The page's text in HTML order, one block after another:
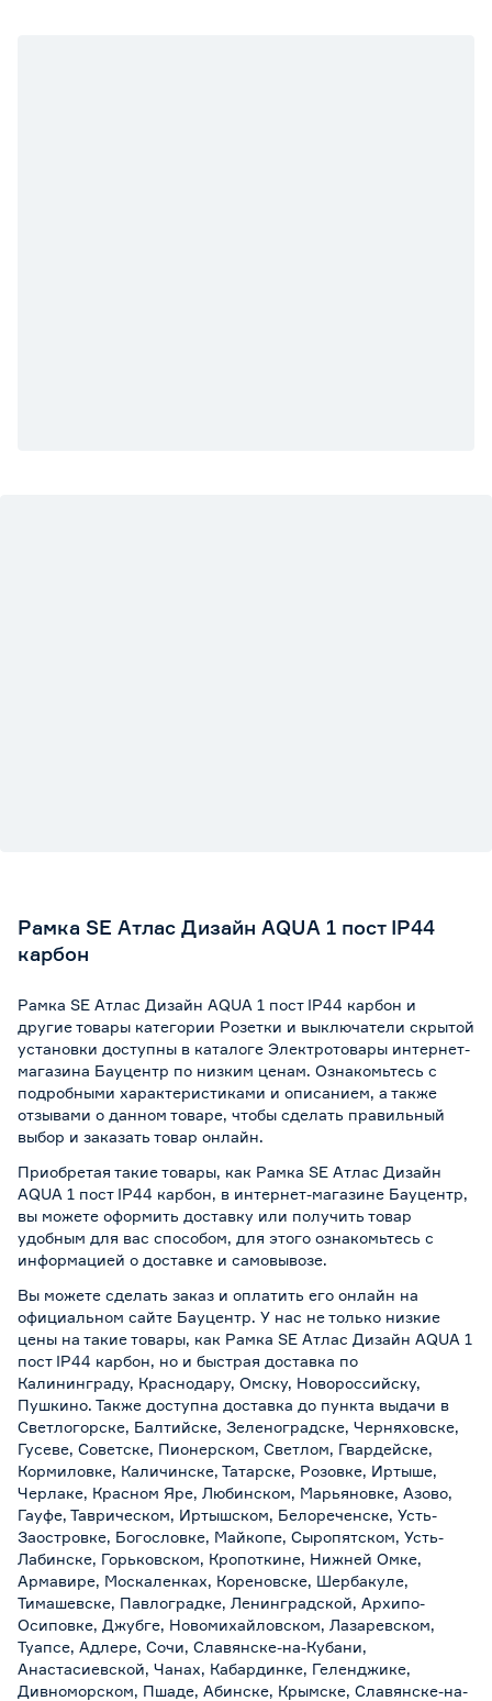
Рамка SE Атлас Дизайн AQUA 1 пост IP44
карбон
Рамка SE Атлас Дизайн AQUA 1 пост IP44 карбон и
другие товары категории Розетки и выключатели скрытой
установки доступны в каталоге Электротовары интернет-
магазина Бауцентр по низким ценам. Ознакомьтесь с
подробными характеристиками и описанием, а также
отзывами о данном товаре, чтобы сделать правильный
выбор и заказать товар онлайн.
Приобретая такие товары, как Рамка SE Атлас Дизайн
AQUA 1 пост IP44 карбон, в интернет-магазине Бауцентр,
вы можете оформить доставку или получить товар
удобным для вас способом, для этого ознакомьтесь с
информацией о доставке и самовывозе.
Вы можете сделать заказ и оплатить его онлайн на
официальном сайте Бауцентр. У нас не только низкие
цены на такие товары, как Рамка SE Атлас Дизайн AQUA 1
пост IP44 карбон, но и быстрая доставка по
Калининграду, Краснодару, Омску, Новороссийску,
Пушкино. Также доступна доставка до пункта выдачи в
Светлогорске, Балтийске, Зеленоградске, Черняховске,
Гусеве, Советске, Пионерском, Светлом, Гвардейске,
Кормиловке, Каличинске, Татарске, Розовке, Иртыше,
Черлаке, Красном Яре, Любинском, Марьяновке, Азово,
Гауфе, Таврическом, Иртышском, Белореченске, Усть-
Заостровке, Богословке, Майкопе, Сыропятском, Усть-
Лабинске, Горьковском, Кропоткине, Нижней Омке,
Армавире, Москаленках, Кореновске, Шербакуле,
Тимашевске, Павлоградке, Ленинградской, Архипо-
Осиповке, Джубге, Новомихайловском, Лазаревском,
Туапсе, Адлере, Сочи, Славянске-на-Кубани,
Анастасиевской, Чанах, Кабардинке, Геленджике,
Дивноморском, Пшаде, Абинске, Крымске, Славянске-на-